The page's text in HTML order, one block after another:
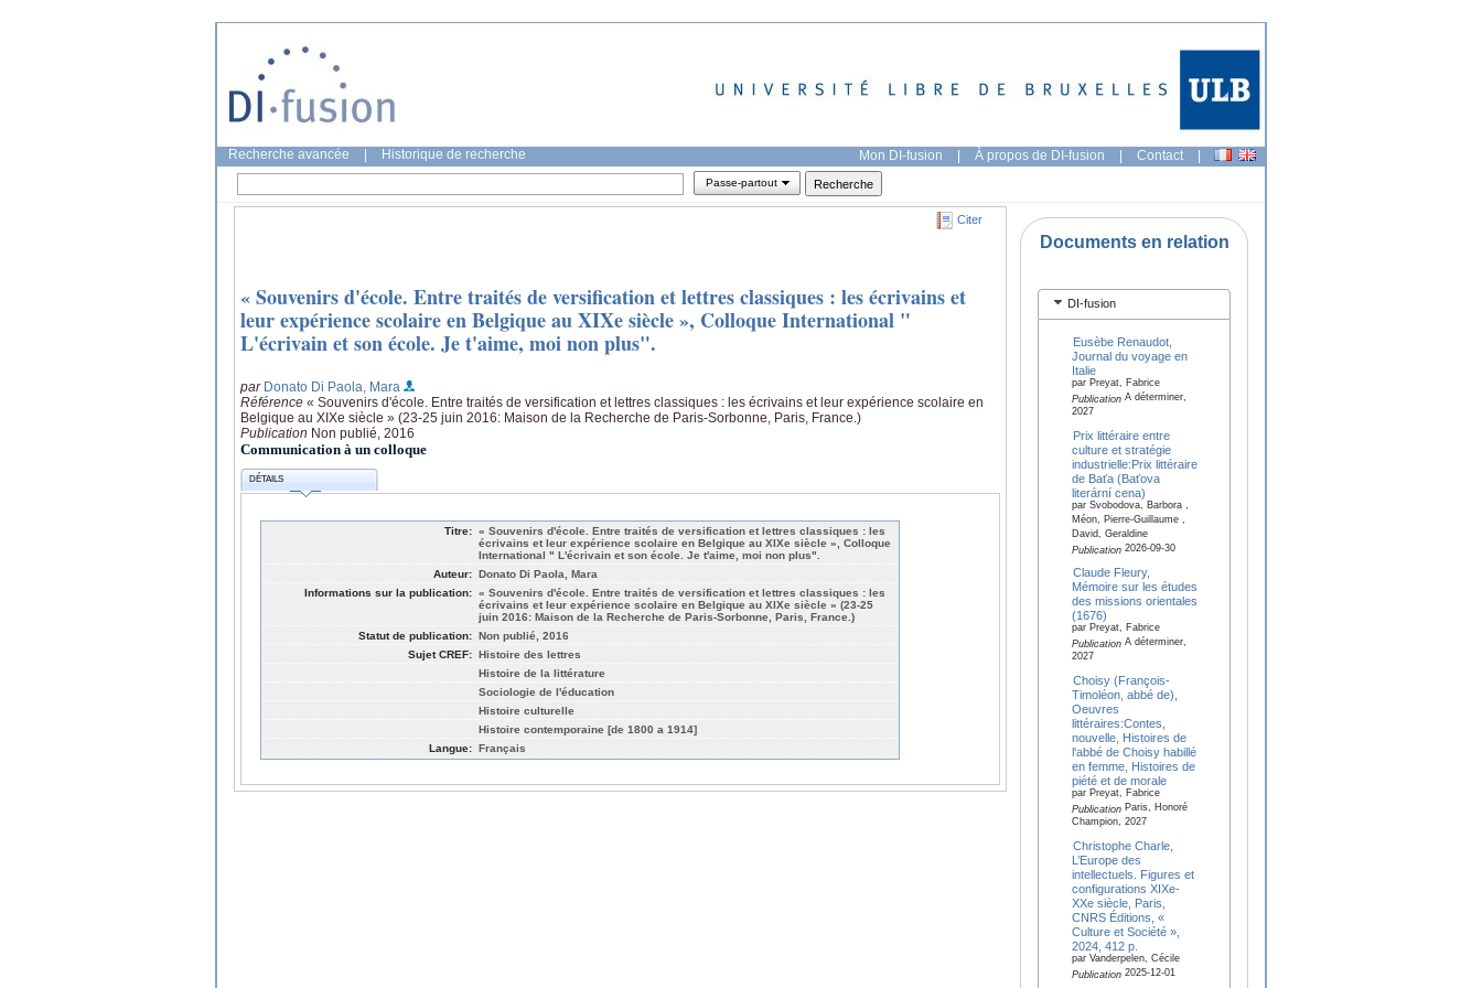
Recherche avancée Historique de recherche Mon DI-fusion | À propos de DI-fusion | Contact |
Passe-partout
Citer
« Souvenirs d'école. Entre traités de versification et lettres classiques : les écrivains et
leur expérience scolaire en Belgique au XIXe siècle », Colloque International "
L'écrivain et son école. Je t'aime, moi non plus".
par Donato Di Paola, Mara
Référence « Souvenirs d'école. Entre traités de versification et lettres classiques : les écrivains et leur expérience scolaire en
Belgique au XIXe siècle » (23-25 juin 2016: Maison de la Recherche de Paris-Sorbonne, Paris, France.)
Publication Non publié, 2016
Communication à un colloque
DÉTAILS
Titre: « Souvenirs d'école. Entre traités de versification et lettres classiques : les
écrivains et leur expérience scolaire en Belgique au XIXe siècle », Colloque
International " L'écrivain et son école. Je t'aime, moi non plus".
Auteur: Donato Di Paola, Mara
Informations sur la publication: « Souvenirs d'école. Entre traités de versification et lettres classiques : les
écrivains et leur expérience scolaire en Belgique au XIXe siècle » (23-25
juin 2016: Maison de la Recherche de Paris-Sorbonne, Paris, France.)
Statut de publication: Non publié, 2016
Sujet CREF: Histoire des lettres
Histoire de la littérature
Sociologie de l'éducation
Histoire culturelle
Histoire contemporaine [de 1800 a 1914]
Langue: Français
Documents en relation
DI-fusion
Eusèbe Renaudot,
Journal du voyage en
Italie
par Preyat, Fabrice
PublicationA déterminer,
2027
Prix littéraire entre
culture et stratégie
industrielle:Prix littéraire
de Baťa (Baťova
literární cena)
par Svobodova, Barbora ,
Méon, Pierre-Guillaume ,
David, Geraldine
Publication2026-09-30
Claude Fleury,
Mémoire sur les études
des missions orientales
(1676)
par Preyat, Fabrice
PublicationA déterminer,
2027
Choisy (François-
Timoléon, abbé de),
Oeuvres
littéraires:Contes,
nouvelle, Histoires de
l'abbé de Choisy habillé
en femme, Histoires de
piété et de morale
par Preyat, Fabrice
PublicationParis, Honoré
Champion, 2027
Christophe Charle,
L’Europe des
intellectuels. Figures et
configurations XIXe-
XXe siècle, Paris,
CNRS Éditions, «
Culture et Société »,
2024, 412 p.
par Vanderpelen, Cécile
Publication2025-12-01